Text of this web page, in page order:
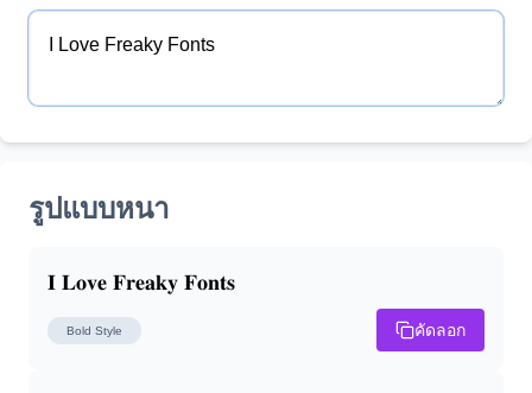
รูปแบบหนา
𝐈 𝐋𝐨𝐯𝐞 𝐅𝐫𝐞𝐚𝐤𝐲 𝐅𝐨𝐧𝐭𝐬
Bold Style คัดลอก